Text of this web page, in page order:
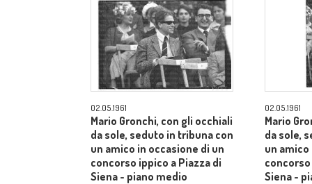
02.05.1961
Mario Gronchi, con gli occhiali
da sole, seduto in tribuna con
un amico in occasione di un
concorso ippico a Piazza di
Siena - piano medio
02.05.1961
Mario
da sole,
un
Siena -